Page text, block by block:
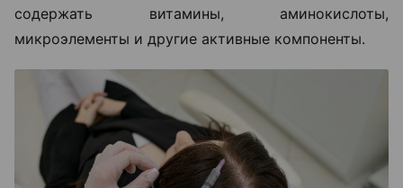
содержать витамины, аминокислоты,
микроэлементы и другие активные компоненты.